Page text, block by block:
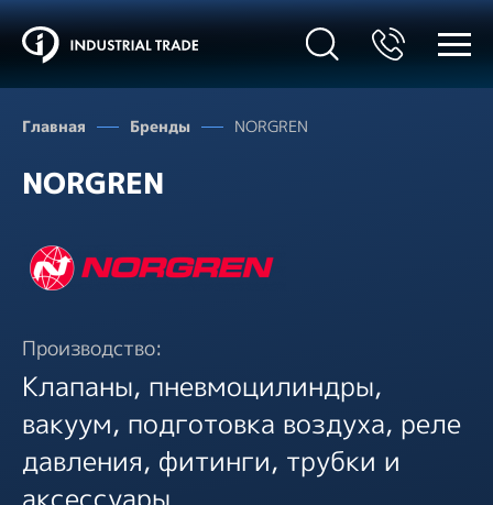
Главная Бренды NORGREN
NORGREN
Производство:
Клапаны, пневмоцилиндры,
вакуум, подготовка воздуха, реле
давления, фитинги, трубки и